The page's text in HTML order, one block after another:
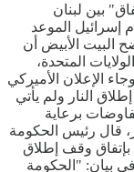
بين لبنان
التزام إسرائيل الموعد
البيت الأبيض أن
المتحدة،
المفعول حتى 18 فبراير 2025". وجاء الإعلان الأميركي
النار ولم يأتي
برعاية
قال رئيس الحكومة
بإتفاق وقف إطلاق
ميقاتي في بيان: "الحكومة